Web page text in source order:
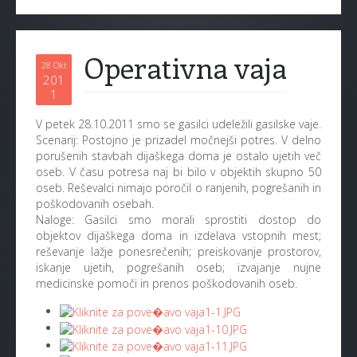
28 Okt
201
1
Operativna vaja
V petek 28.10.2011 smo se gasilci udeležili gasilske vaje.
Scenarij: Postojno je prizadel močnejši potres. V delno
porušenih stavbah dijaškega doma je ostalo ujetih več
oseb. V času potresa naj bi bilo v objektih skupno 50
oseb. Reševalci nimajo poročil o ranjenih, pogrešanih in
poškodovanih osebah.
Naloge: Gasilci smo morali sprostiti dostop do
objektov dijaškega doma in izdelava vstopnih mest;
reševanje lažje ponesrečenih; preiskovanje prostorov,
iskanje ujetih, pogrešanih oseb; izvajanje nujne
medicinske pomoči in prenos poškodovanih oseb.